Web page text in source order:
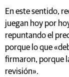
En este sentido,
juegan hoy por
repuntando el
porque lo que
firmaron, porque
revisión».